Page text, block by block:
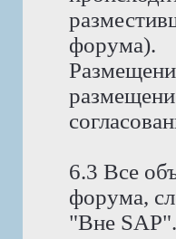
форума).
6.3 Все
форума,
"Вне